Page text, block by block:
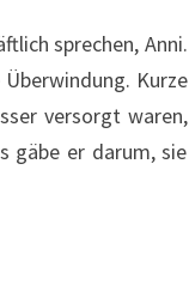
sprechen, Anni.
Kurze
versorgt waren,
gäbe er darum, sie